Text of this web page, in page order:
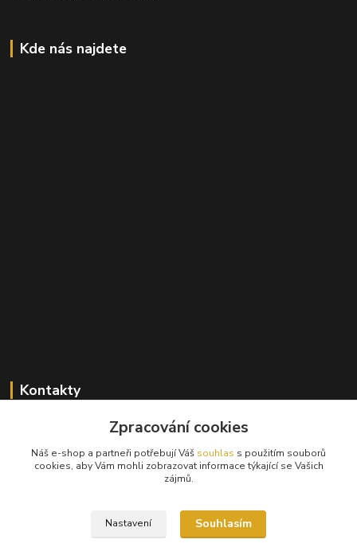
Kde nás najdete
Kontakty
+420 603 824 940
info@hifibazar.online
Zpracování cookies
Náš e-shop a partneři potřebují Váš souhlas s použitím souborů
cookies, aby Vám mohli zobrazovat informace týkající se Vašich
zájmů.
Nastavení Souhlasím